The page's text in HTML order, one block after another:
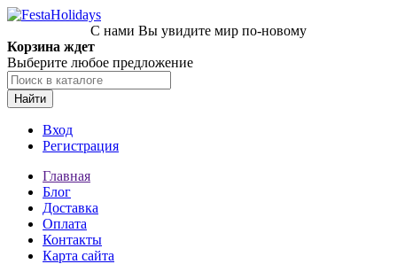
С нами Вы увидите мир по-новому
Корзина ждет
Выберите любое предложение
Найти
Вход
Регистрация
Главная
Блог
Доставка
Оплата
Контакты
Карта сайта